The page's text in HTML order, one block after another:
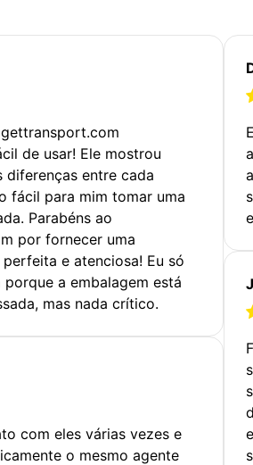
de usar! Ele mostrou
diferenças entre cada
fácil para mim tomar uma
Parabéns ao
por fornecer uma
e atenciosa! Eu só
a embalagem está
mas nada crítico.
com eles várias vezes e
o mesmo agente